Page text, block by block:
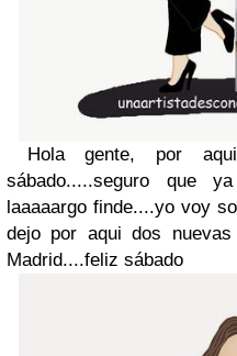
Hola gente, por
sábado.....seguro que
laaaaargo finde....yo voy
dejo por aqui dos
Madrid....feliz sábado